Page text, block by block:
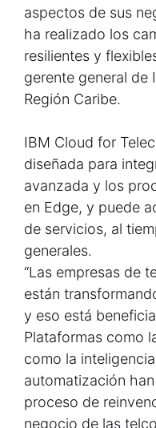
aspectos de sus
ha realizado los
resilientes y
gerente general de
Región Caribe.
IBM Cloud for
diseñada para
avanzada y los
en Edge, y puede
de servicios, al
generales.
“Las empresas de
están
y eso está
Plataformas como
como la
automatización
proceso de
negocio de las